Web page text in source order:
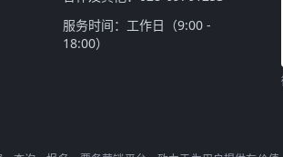
服务时间：工作日（9:00 -
18:00）